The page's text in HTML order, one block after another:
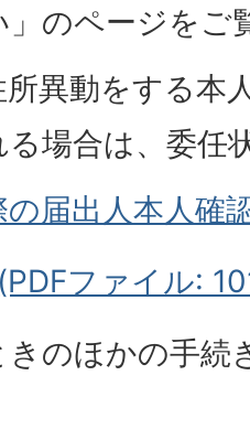
」のページをご
異動をする本
場合は、委任
届出人本人確
ファイル:
のほかの手続